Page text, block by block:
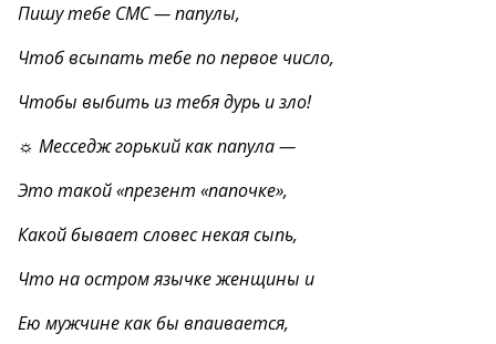
Пишу тебе CMC — папулы,
Чтоб всыпать тебе по первое число,
Чтобы выбить из тебя дурь и зло!
☼ Месседж горький как папула —
Это такой «презент «папочке»,
Какой бывает словес некая сыпь,
Что на остром язычке женщины и
Ею мужчине как бы впаивается,